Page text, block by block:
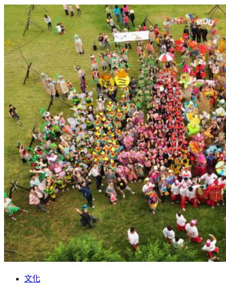
文化